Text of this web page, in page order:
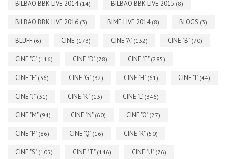
BILBAO BBK LIVE 2014 (14) BILBAO BBK LIVE 2015 (8)
BILBAO BBK LIVE 2016 (3) BIME LIVE 2014 (8) BLOGS (3)
BLUFF (6) CINE (173) CINE "A" (132) CINE "B" (70)
CINE "C" (116) CINE "D" (78) CINE "E" (285)
CINE "F" (36) CINE "G" (32) CINE "H" (61) CINE "I" (44)
CINE "J" (31) CINE "K" (13) CINE "L" (346)
CINE "M" (94) CINE "N" (60) CINE "O" (27)
CINE "P" (86) CINE "Q" (16) CINE "R" (50)
CINE "S" (105) CINE "T" (146) CINE "U" (76)